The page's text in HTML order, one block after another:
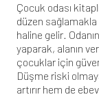
Çocuk odası
düzen sağlamakla
haline gelir.
yaparak, alanın
çocuklar için
Düşme riski
artırır hem de